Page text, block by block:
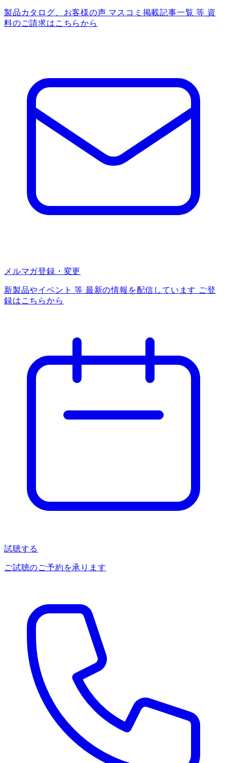
製品カタログ、お客様の声 マスコミ掲載記事一覧 等 資
料のご請求はこちらから
メルマガ登録・変更
新製品やイベント 等 最新の情報を配信しています ご登
録はこちらから
試聴する
ご試聴のご予約を承ります